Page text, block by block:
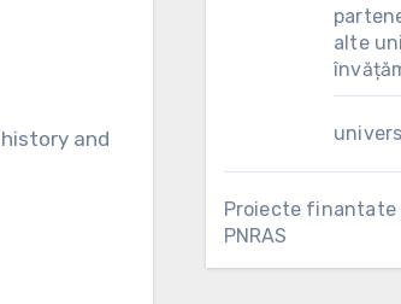
and
alte
Proiecte finantate
PNRAS